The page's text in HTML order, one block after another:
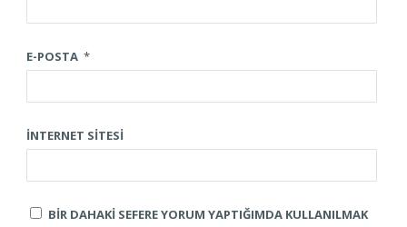
E-POSTA *
İNTERNET SITESI
BIR DAHAKI SEFERE YORUM YAPTIĞIMDA KULLANILMAK